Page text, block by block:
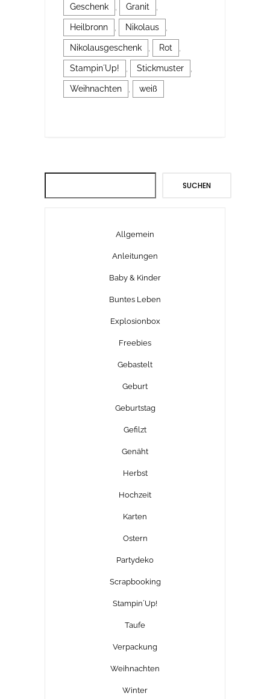
Geschenk Granit
Heilbronn Nikolaus
Nikolausgeschenk Rot
Stampin´Up! Stickmuster
Weihnachten weiß
SUCHEN
Allgemein
Anleitungen
Baby & Kinder
Buntes Leben
Explosionbox
Freebies
Gebastelt
Geburt
Geburtstag
Gefilzt
Genäht
Herbst
Hochzeit
Karten
Ostern
Partydeko
Scrapbooking
Stampin´Up!
Taufe
Verpackung
Weihnachten
Winter